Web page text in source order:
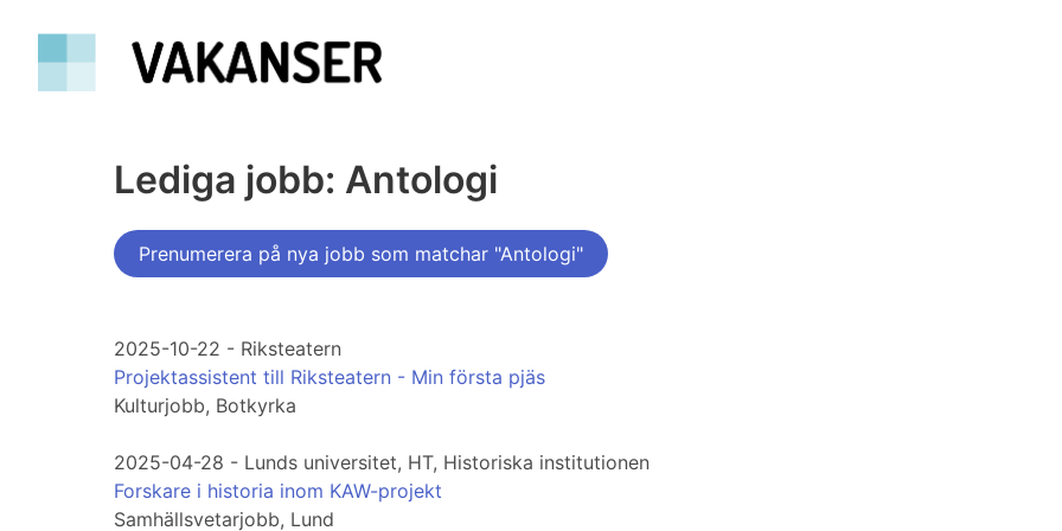
Lediga jobb: Antologi
Prenumerera på nya jobb som matchar "Antologi"
2025-10-22 - Riksteatern
Projektassistent till Riksteatern - Min första pjäs
Kulturjobb, Botkyrka
2025-04-28 - Lunds universitet, HT, Historiska institutionen
Forskare i historia inom KAW-projekt
Samhällsvetarjobb, Lund